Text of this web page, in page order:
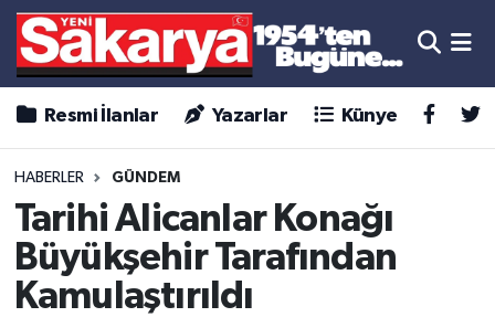
Resmi İlanlar Yazarlar Künye
HABERLER GÜNDEM
Tarihi Alicanlar Konağı
Büyükşehir Tarafından
Kamulaştırıldı